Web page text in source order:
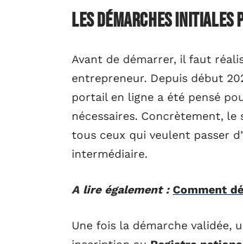
Les démarches
Avant de démarrer, il faut
entrepreneur. Depuis début
portail en ligne a été pensé
nécessaires. Concrètement,
tous ceux qui veulent passer
intermédiaire.
A lire également : Comment
Une fois la démarche validée,